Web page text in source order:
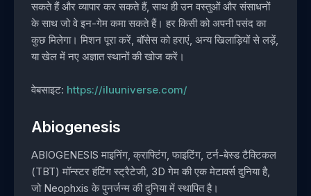
सकते हैं और व्यापार कर सकते हैं, साथ ही उन वस्तुओं और संसाधनों
के साथ जो वे इन-गेम कमा सकते हैं। हर किसी को अपनी पसंद का
कुछ मिलेगा। मिशन पूरा करें, बॉसेस को हराएं, अन्य खिलाड़ियों से लड़ें,
या खेल में नए अज्ञात स्थानों की खोज करें।
वेबसाइट: https://iluuniverse.com/
Abiogenesis
ABIOGENESIS माइनिंग, क्राफ्टिंग, फाइटिंग, टर्न-बेस्ड टैक्टिकल
(TBT) मॉन्स्टर हंटिंग स्ट्रैटेजी, 3D गेम की एक मेटावर्स दुनिया है,
जो Neophxis के पुनर्जन्म की दुनिया में स्थापित है।